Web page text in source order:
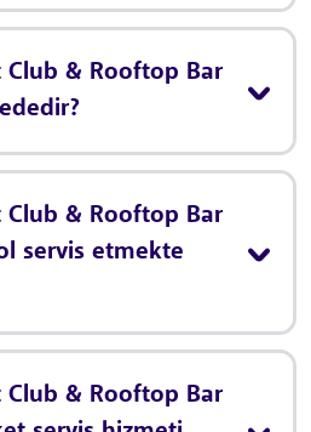
Club & Rooftop Bar
Club & Rooftop Bar
servis etmekte
Club & Rooftop Bar